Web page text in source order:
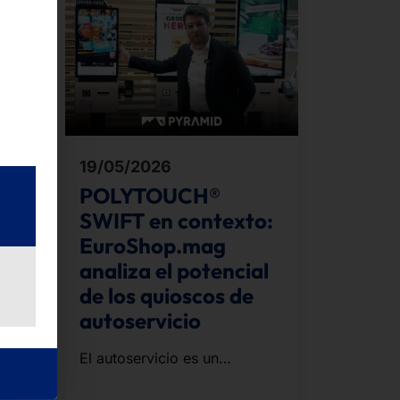
19/05/2026
POLYTOUCH®
SWIFT en contexto:
EuroShop.mag
analiza el potencial
de los quioscos de
autoservicio
El autoservicio es un